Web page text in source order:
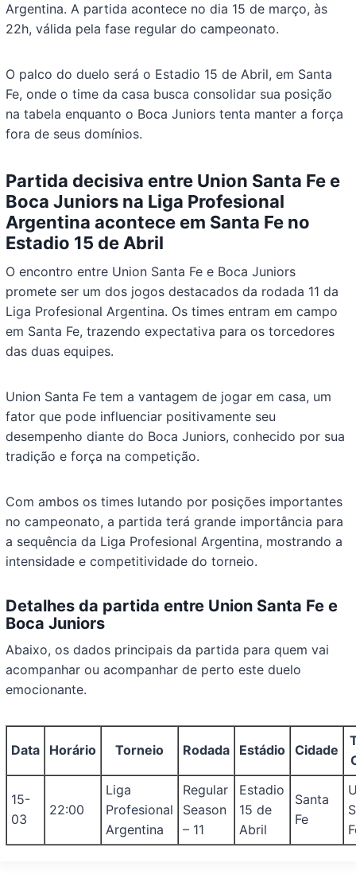
Argentina. A partida acontece no dia 15 de março, às
22h, válida pela fase regular do campeonato.
O palco do duelo será o Estadio 15 de Abril, em Santa
Fe, onde o time da casa busca consolidar sua posição
na tabela enquanto o Boca Juniors tenta manter a força
fora de seus domínios.
Partida decisiva entre Union Santa Fe e
Boca Juniors na Liga Profesional
Argentina acontece em Santa Fe no
Estadio 15 de Abril
O encontro entre Union Santa Fe e Boca Juniors
promete ser um dos jogos destacados da rodada 11 da
Liga Profesional Argentina. Os times entram em campo
em Santa Fe, trazendo expectativa para os torcedores
das duas equipes.
Union Santa Fe tem a vantagem de jogar em casa, um
fator que pode influenciar positivamente seu
desempenho diante do Boca Juniors, conhecido por sua
tradição e força na competição.
Com ambos os times lutando por posições importantes
no campeonato, a partida terá grande importância para
a sequência da Liga Profesional Argentina, mostrando a
intensidade e competitividade do torneio.
Detalhes da partida entre Union Santa Fe e
Boca Juniors
Abaixo, os dados principais da partida para quem vai
acompanhar ou acompanhar de perto este duelo
emocionante.
Data Horário Torneio Rodada Estádio Cidade
15-
03
22:00
Liga
Profesional
Argentina
Regular
Season
– 11
Estadio
15 de
Abril
Santa
Fe